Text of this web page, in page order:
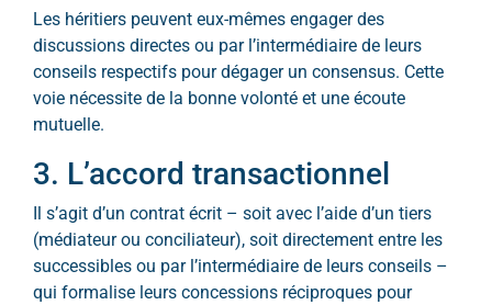
Les héritiers peuvent eux-mêmes engager des
discussions directes ou par l’intermédiaire de leurs
conseils respectifs pour dégager un consensus. Cette
voie nécessite de la bonne volonté et une écoute
mutuelle.
3. L’accord transactionnel
Il s’agit d’un contrat écrit – soit avec l’aide d’un tiers
(médiateur ou conciliateur), soit directement entre les
successibles ou par l’intermédiaire de leurs conseils –
qui formalise leurs concessions réciproques pour